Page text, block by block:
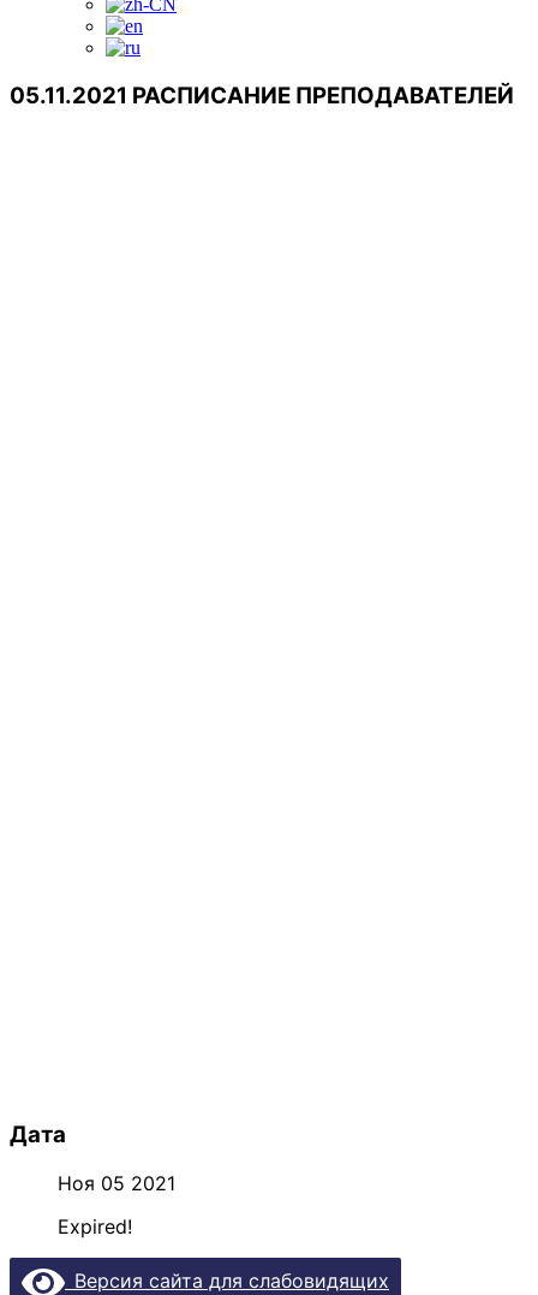
05.11.2021 РАСПИСАНИЕ ПРЕПОДАВАТЕЛЕЙ
Дата
Ноя 05 2021
Expired!
Версия сайта для слабовидящих